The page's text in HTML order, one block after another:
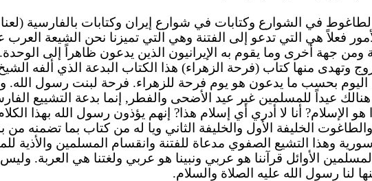
الطاغوط في الشوارع وكتابات في شوارع إيران وكتابات بالفارسية
فعلاً هي التي تدعو إلى الفتنة وهي التي تميزنا نحن الشيعة
ومن جهة أخرى وما يقوم به الإيرانيون الذين يدعون ظاهراً إلى الوحدة.
منها كتاب (فرحة الزهراء) هذا الكتاب البدعة الذي ألفه الشيخ أبو علي
اليوم بحسب ما يدعون هو يوم فرحة للزهراء. فرحة لبنت رسول الله.
هنالك عيداً للمسلمين غير عيد الأضحى والفطر, إنما بدعة التشييع
هو الإسلام? أنا لا أدري أي إسلام هذا? إنهم يؤذون رسول الله بهذا
والطاغوت الخليفة الأول والخليفة الثاني ويا له من كتاب بما تضمنه من
وهذا التشيع
الصفوي مدعاة للفتنة وانقسام المسلمين والأذية
الأوائل قرآننا هو عربي ونبينا هو عربي ولغتنا هي العربة.
لنا رسول الله عليه الصلاة والسلام.